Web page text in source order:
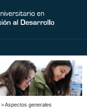
> Aspectos generales